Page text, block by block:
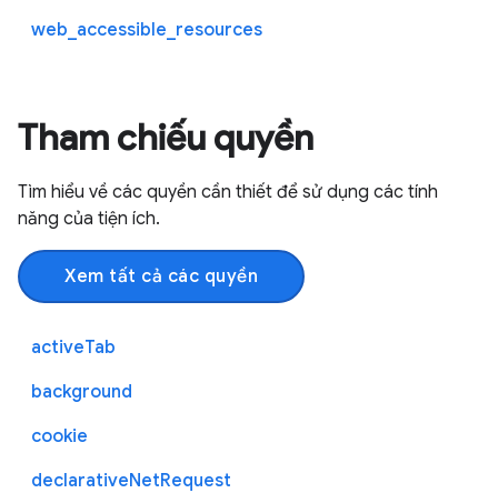
web_accessible_resources
Tham chiếu quyền
Tìm hiểu về các quyền cần thiết để sử dụng các tính
năng của tiện ích.
Xem tất cả các quyền
activeTab
background
cookie
declarativeNetRequest